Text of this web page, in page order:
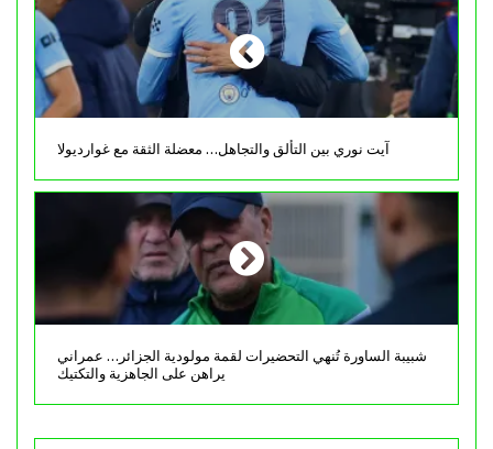
آيت نوري بين التألق والتجاهل… معضلة الثقة مع غوارديولا
شبيبة الساورة تُنهي التحضيرات لقمة مولودية الجزائر… عمراني
يراهن على الجاهزية والتكتيك